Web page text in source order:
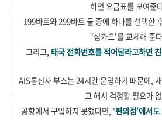
하면 요금표를 보여준
199바트와 299바트 둘 중에 하나를 선택한
'심카드'를 교체해 준
그리고, 태국 전화번호를 적어달라고하면
AIS통신사 부스는 24시간 운영하기 때문에,
고 해서 걱정할 필요가
공항에서 구입하지 못했다면, '편의점'에서도